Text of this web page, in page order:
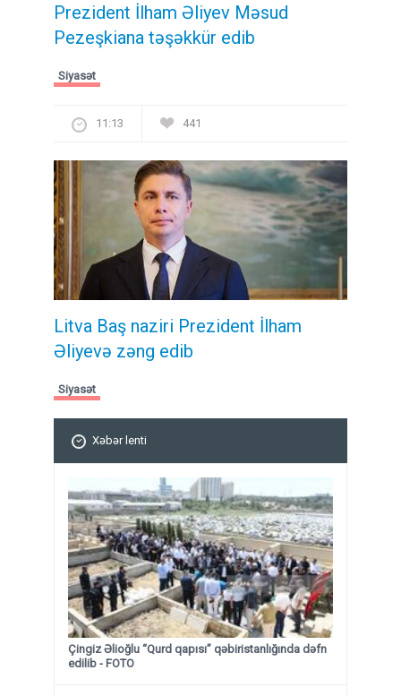
Prezident İlham Əliyev Məsud
Pezeşkiana təşəkkür edib
Siyasət
11:13 441
Litva Baş naziri Prezident İlham
Əliyevə zəng edib
Siyasət
Xəbər lenti
Çingiz Əlioğlu “Qurd qapısı” qəbiristanlığında dəfn
edilib - FOTO